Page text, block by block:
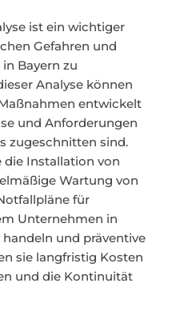
ist ein wichtiger
Gefahren und
Bayern zu
Analyse können
entwickelt
und Anforderungen
zugeschnitten sind.
die Installation von
Wartung von
für
Unternehmen in
und präventive
sie langfristig Kosten
und die Kontinuität